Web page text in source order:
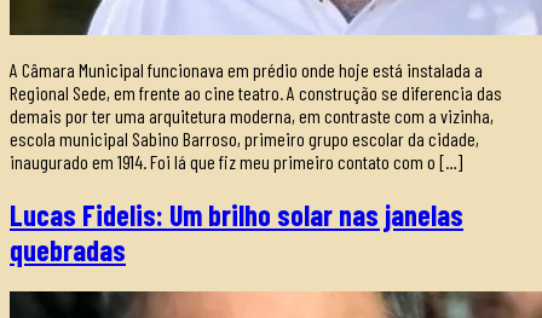
A Câmara Municipal funcionava em prédio onde hoje está instalada a
Regional Sede, em frente ao cine teatro. A construção se diferencia das
demais por ter uma arquitetura moderna, em contraste com a vizinha,
escola municipal Sabino Barroso, primeiro grupo escolar da cidade,
inaugurado em 1914. Foi lá que fiz meu primeiro contato com o […]
Lucas Fidelis: Um brilho solar nas janelas
quebradas